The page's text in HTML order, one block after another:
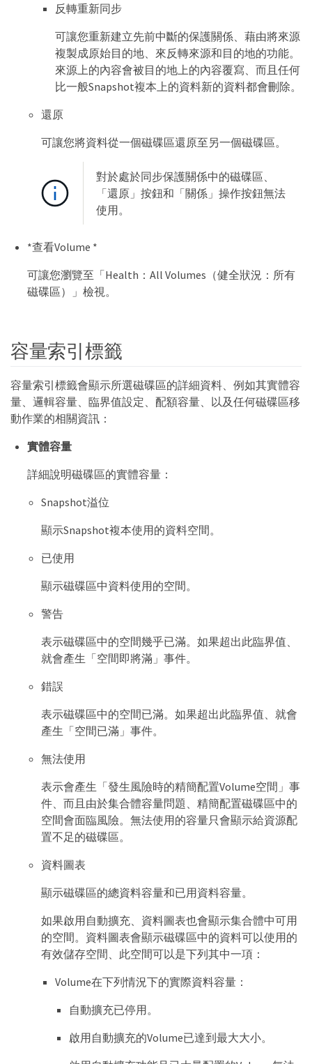
反轉重新同步
可讓您重新建立先前中斷的保護關係、藉由將來源
複製成原始目的地、來反轉來源和目的地的功能。
來源上的內容會被目的地上的內容覆寫、而且任何
比一般Snapshot複本上的資料新的資料都會刪除。
還原
可讓您將資料從一個磁碟區還原至另一個磁碟區。
對於處於同步保護關係中的磁碟區、
「還原」按鈕和「關係」操作按鈕無法
使用。
*查看Volume *
可讓您瀏覽至「Health：All Volumes（健全狀況：所有
磁碟區）」檢視。
容量索引標籤
容量索引標籤會顯示所選磁碟區的詳細資料、例如其實體容
量、邏輯容量、臨界值設定、配額容量、以及任何磁碟區移
動作業的相關資訊：
實體容量
詳細說明磁碟區的實體容量：
Snapshot溢位
顯示Snapshot複本使用的資料空間。
已使用
顯示磁碟區中資料使用的空間。
警告
表示磁碟區中的空間幾乎已滿。如果超出此臨界值、
就會產生「空間即將滿」事件。
錯誤
表示磁碟區中的空間已滿。如果超出此臨界值、就會
產生「空間已滿」事件。
無法使用
表示會產生「發生風險時的精簡配置Volume空間」事
件、而且由於集合體容量問題、精簡配置磁碟區中的
空間會面臨風險。無法使用的容量只會顯示給資源配
置不足的磁碟區。
資料圖表
顯示磁碟區的總資料容量和已用資料容量。
如果啟用自動擴充、資料圖表也會顯示集合體中可用
的空間。資料圖表會顯示磁碟區中的資料可以使用的
有效儲存空間、此空間可以是下列其中一項：
Volume在下列情況下的實際資料容量：
自動擴充已停用。
啟用自動擴充的Volume已達到最大大小。